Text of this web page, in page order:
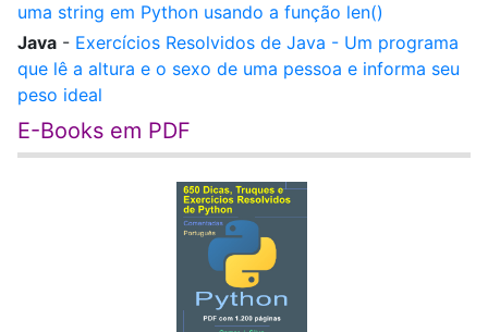
uma string em Python usando a função len()
Java - Exercícios Resolvidos de Java - Um programa
que lê a altura e o sexo de uma pessoa e informa seu
peso ideal
E-Books em PDF